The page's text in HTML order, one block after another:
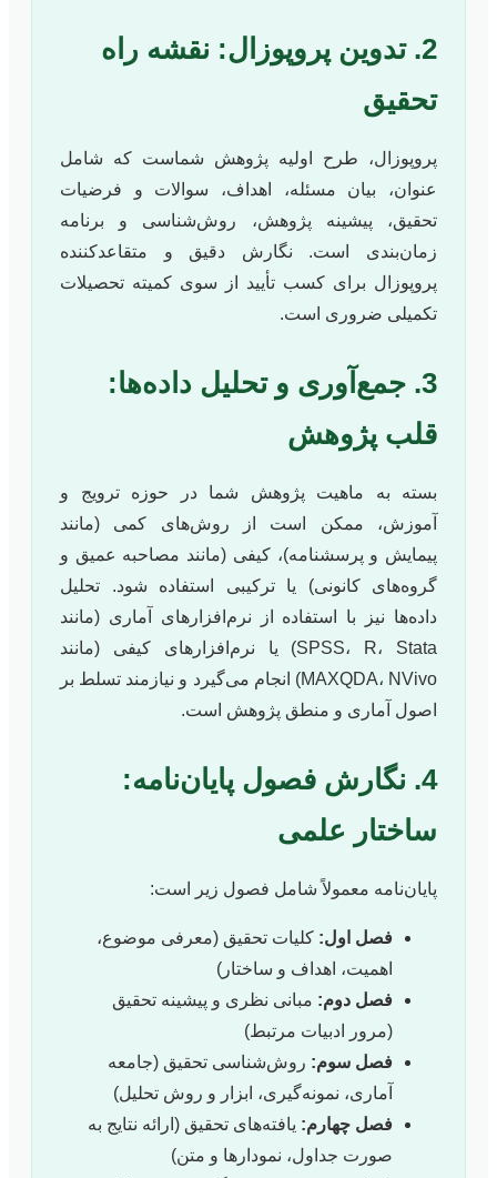
2. تدوین پروپوزال: نقشه راه
تحقیق
پروپوزال، طرح اولیه پژوهش شماست که شامل
عنوان، بیان مسئله، اهداف، سوالات و فرضیات
تحقیق، پیشینه پژوهش، روش‌شناسی و برنامه
زمان‌بندی است. نگارش دقیق و متقاعدکننده
پروپوزال برای کسب تأیید از سوی کمیته تحصیلات
تکمیلی ضروری است.
3. جمع‌آوری و تحلیل داده‌ها:
قلب پژوهش
بسته به ماهیت پژوهش شما در حوزه ترویج و
آموزش، ممکن است از روش‌های کمی (مانند
پیمایش و پرسشنامه)، کیفی (مانند مصاحبه عمیق و
گروه‌های کانونی) یا ترکیبی استفاده شود. تحلیل
داده‌ها نیز با استفاده از نرم‌افزارهای آماری (مانند
SPSS، R، Stata) یا نرم‌افزارهای کیفی (مانند
MAXQDA، NVivo) انجام می‌گیرد و نیازمند تسلط بر
اصول آماری و منطق پژوهش است.
4. نگارش فصول پایان‌نامه:
ساختار علمی
پایان‌نامه معمولاً شامل فصول زیر است:
فصل اول: کلیات تحقیق (معرفی موضوع،
اهمیت، اهداف و ساختار)
فصل دوم: مبانی نظری و پیشینه تحقیق
(مرور ادبیات مرتبط)
فصل سوم: روش‌شناسی تحقیق (جامعه
آماری، نمونه‌گیری، ابزار و روش تحلیل)
فصل چهارم: یافته‌های تحقیق (ارائه نتایج به
صورت جداول، نمودارها و متن)